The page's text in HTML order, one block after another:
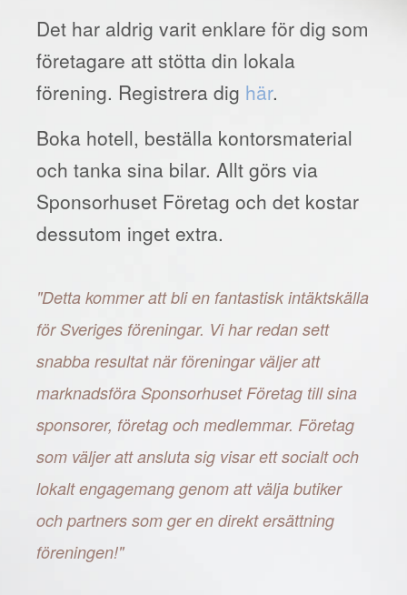
Det har aldrig varit enklare för dig som
företagare att stötta din lokala
förening. Registrera dig här.
Boka hotell, beställa kontorsmaterial
och tanka sina bilar. Allt görs via
Sponsorhuset Företag och det kostar
dessutom inget extra.
"Detta kommer att bli en fantastisk intäktskälla
för Sveriges föreningar. Vi har redan sett
snabba resultat när föreningar väljer att
marknadsföra Sponsorhuset Företag till sina
sponsorer, företag och medlemmar. Företag
som väljer att ansluta sig visar ett socialt och
lokalt engagemang genom att välja butiker
och partners som ger en direkt ersättning
föreningen!"